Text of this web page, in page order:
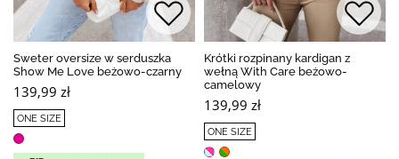
Sweter oversize w serduszka
Show Me Love beżowo-czarny
139,99 zł
ONE SIZE
Krótki rozpinany kardigan z
wełną With Care beżowo-
camelowy
139,99 zł
ONE SIZE